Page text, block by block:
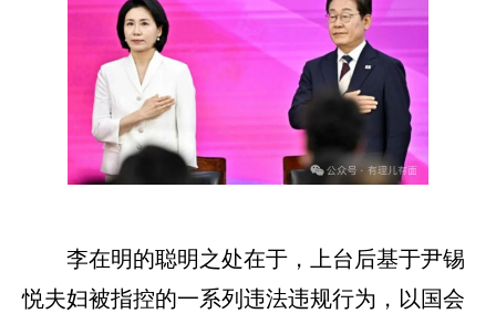
李在明的聪明之处在于，上台后基于尹锡
悦夫妇被指控的一系列违法违规行为，以国会